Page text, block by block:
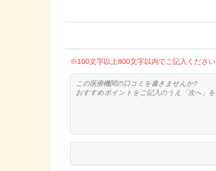
※100文字以上800文字以内でご記入ください